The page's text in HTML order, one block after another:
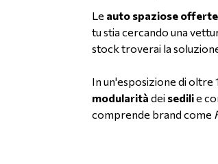
Le auto spaziose offerte
tu stia cercando una
stock troverai la
In un'esposizione di oltre
modularità dei sedilie
comprende brand come